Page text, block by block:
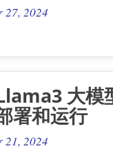
2024
大模
署和运行
2024